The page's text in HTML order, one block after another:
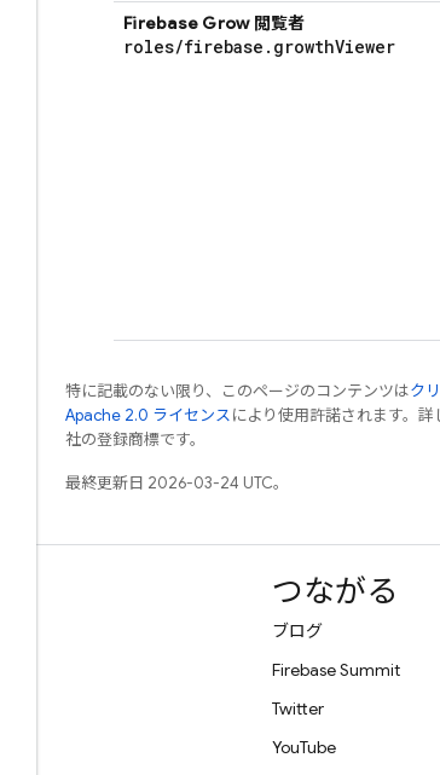
Firebase Grow 閲覧者
roles/firebase . growthViewer
特に記載のない限り、このページのコンテンツはク
Apache 2.0 ライセンスにより使用許諾されます。詳
社の登録商標です。
最終更新日 2026-03-24 UTC。
つながる
ブログ
Firebase Summit
Twitter
YouTube